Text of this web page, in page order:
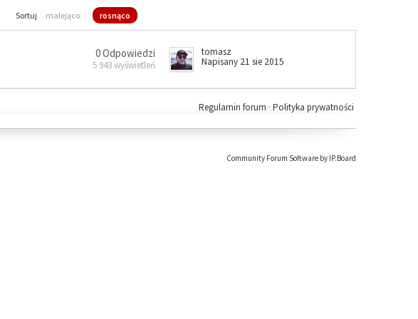
Sortuj malejąco rosnąco
0 Odpowiedzi
5 943 wyświetleń
tomasz
Napisany 21 sie 2015
Polityka prywatności
Regulamin forum ·
Community Forum Software by IP.Board